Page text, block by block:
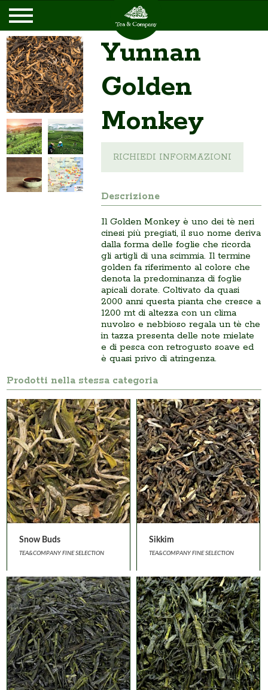
Yunnan
Golden
Monkey
RICHIEDI INFORMAZIONI
Descrizione
Il Golden Monkey è uno dei tè neri
cinesi più pregiati, il suo nome deriva
dalla forma delle foglie che ricorda
gli artigli di una scimmia. Il termine
golden fa riferimento al colore che
denota la predominanza di foglie
apicali dorate. Coltivato da quasi
2000 anni questa pianta che cresce a
1200 mt di altezza con un clima
nuvolso e nebbioso regala un tè che
in tazza presenta delle note mielate
e di pesca con retrogusto soave ed
è quasi privo di atringenza.
Prodotti nella stessa categoria
Snow Buds
TEA&COMPANY FINE SELECTION
Sikkim
TEA&COMPANY FINE SELECTION